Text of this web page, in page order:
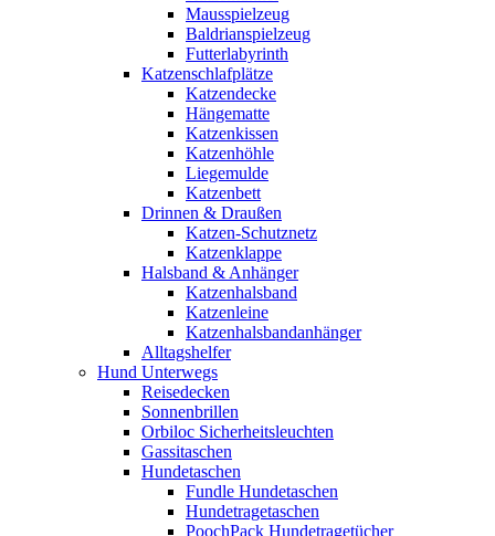
Mausspielzeug
Baldrianspielzeug
Futterlabyrinth
Katzenschlafplätze
Katzendecke
Hängematte
Katzenkissen
Katzenhöhle
Liegemulde
Katzenbett
Drinnen & Draußen
Katzen-Schutznetz
Katzenklappe
Halsband & Anhänger
Katzenhalsband
Katzenleine
Katzenhalsbandanhänger
Alltagshelfer
Hund Unterwegs
Reisedecken
Sonnenbrillen
Orbiloc Sicherheitsleuchten
Gassitaschen
Hundetaschen
Fundle Hundetaschen
Hundetragetaschen
PoochPack Hundetragetücher